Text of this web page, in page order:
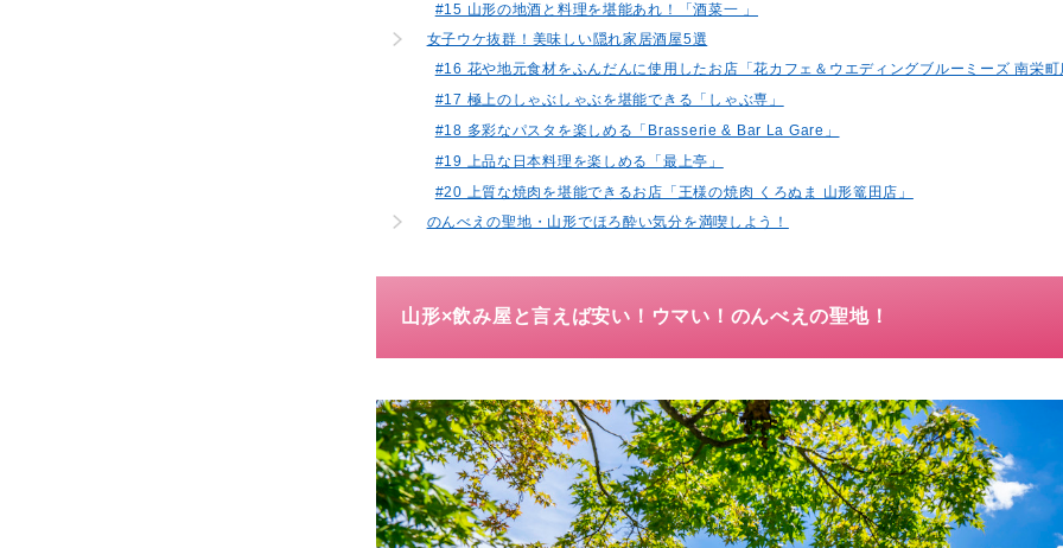
#15 山形の地酒と料理を堪能あれ！「酒菜一 」
女子ウケ抜群！美味しい隠れ家居酒屋5選
#16 花や地元食材をふんだんに使用したお店「花カフェ＆ウエディングブルーミーズ 南栄町
#17 極上のしゃぶしゃぶを堪能できる「しゃぶ専」
#18 多彩なパスタを楽しめる「Brasserie & Bar La Gare」
#19 上品な日本料理を楽しめる「最上亭」
#20 上質な焼肉を堪能できるお店「王様の焼肉 くろぬま 山形篭田店」
のんべえの聖地・山形でほろ酔い気分を満喫しよう！
山形×飲み屋と言えば安い！ウマい！のんべえの聖地！